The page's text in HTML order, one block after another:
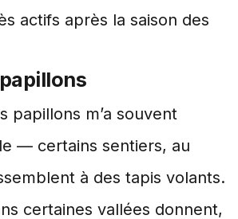
actifs après la saison des
papillons m’a souvent
— certains sentiers, au
à des tapis volants.
certaines vallées donnent,